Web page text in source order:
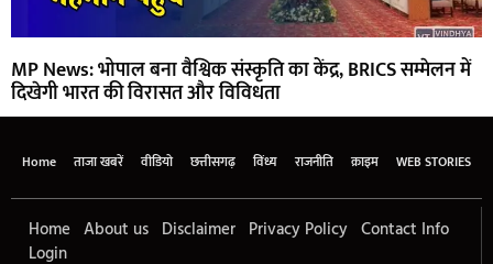
MP News: भोपाल बना वैश्विक संस्कृति का केंद्र, BRICS सम्मेलन में
दिखेगी भारत की विरासत और विविधता
Home ताजा खबरें वीडियो छत्तीसगढ़ विंध्य राजनीति क्राइम WEB STORIES
Home About us Disclaimer Privacy Policy Contact Info
Login